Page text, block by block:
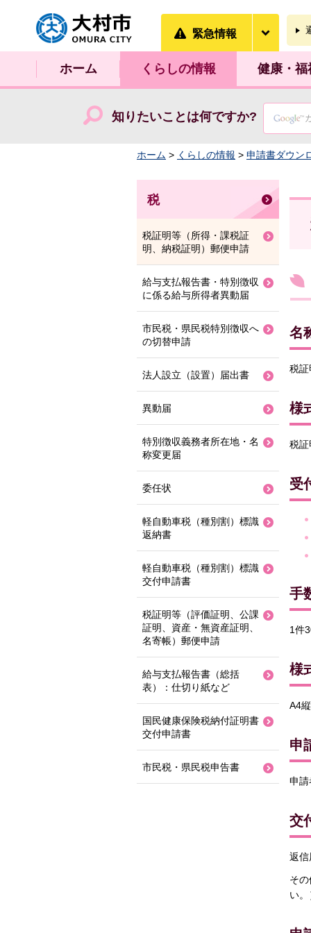
大村市
緊急情報
ホーム くらしの情報 健康・福
知りたいことは何ですか?
ホーム > くらしの情報 > 申請書ダウン
名
税証
様
税証
受
手
1件
様
A4縦
申
申請
交
返信
そ
い。
税
税証明等（所得・課税証
明、納税証明）郵便申請
給与支払報告書・特別徴収
に係る給与所得者異動届
市民税・県民税特別徴収へ
の切替申請
法人設立（設置）届出書
異動届
特別徴収義務者所在地・名
称変更届
委任状
軽自動車税（種別割）標識
返納書
軽自動車税（種別割）標識
交付申請書
税証明等（評価証明、公課
証明、資産・無資産証明、
名寄帳）郵便申請
給与支払報告書（総括
表）：仕切り紙など
国民健康保険税納付証明書
交付申請書
市民税・県民税申告書